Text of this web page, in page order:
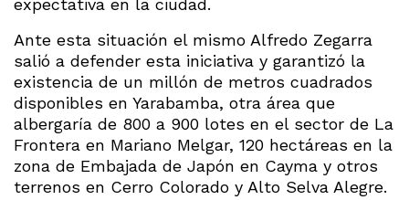
expectativa en la ciudad.
Ante esta situación el mismo Alfredo Zegarra
salió a defender esta iniciativa y garantizó la
existencia de un millón de metros cuadrados
disponibles en Yarabamba, otra área que
albergaría de 800 a 900 lotes en el sector de La
Frontera en Mariano Melgar, 120 hectáreas en la
zona de Embajada de Japón en Cayma y otros
terrenos en Cerro Colorado y Alto Selva Alegre.